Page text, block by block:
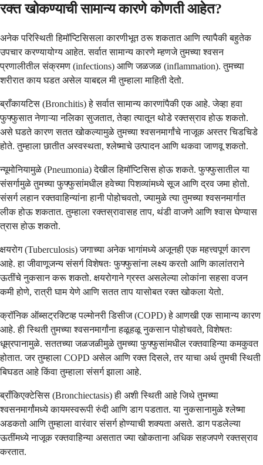
रक्त खोकण्याची सामान्य कारणे कोणती आहेत?
अनेक परिस्थिती हिमॉप्टिसिसला कारणीभूत ठरू शकतात आणि त्यापैकी बहुतेक
उपचार करण्यायोग्य आहेत. सर्वात सामान्य कारणे म्हणजे तुमच्या श्वसन
प्रणालीतील संक्रमण (infections) आणि जळजळ (inflammation). तुमच्या
शरीरात काय घडत असेल याबद्दल मी तुम्हाला माहिती देतो.
ब्राँकायटिस (Bronchitis) हे सर्वात सामान्य कारणांपैकी एक आहे. जेव्हा हवा
फुफ्फुसात नेणाऱ्या नलिका सुजतात, तेव्हा त्यातून थोडे रक्तस्राव होऊ शकतो.
असे घडते कारण सतत खोकल्यामुळे तुमच्या श्वसनमार्गांचे नाजूक अस्तर चिडचिडे
होते. तुम्हाला छातीत अस्वस्थता, श्लेष्माचे उत्पादन आणि थकवा जाणवू शकतो.
न्यूमोनियामुळे (Pneumonia) देखील हिमॉप्टिसिस होऊ शकते. फुफ्फुसातील या
संसर्गामुळे तुमच्या फुफ्फुसांमधील हवेच्या पिशव्यांमध्ये सूज आणि द्रव जमा होतो.
संसर्ग लहान रक्तवाहिन्यांना हानी पोहोचवतो, ज्यामुळे त्या तुमच्या श्वसनमार्गात
लीक होऊ शकतात. तुम्हाला रक्तस्रावासह ताप, थंडी वाजणे आणि श्वास घेण्यास
त्रास होऊ शकतो.
क्षयरोग (Tuberculosis) जगाच्या अनेक भागांमध्ये अजूनही एक महत्त्वपूर्ण कारण
आहे. हा जीवाणूजन्य संसर्ग विशेषतः फुफ्फुसांना लक्ष्य करतो आणि कालांतराने
ऊतींचे नुकसान करू शकतो. क्षयरोगाने ग्रस्त असलेल्या लोकांना सहसा वजन
कमी होणे, रात्री घाम येणे आणि सतत ताप यासोबत रक्त खोकला येतो.
क्रॉनिक ऑब्सट्रक्टिव्ह पल्मोनरी डिसीज (COPD) हे आणखी एक सामान्य कारण
आहे. ही स्थिती तुमच्या श्वसनमार्गांना हळूहळू नुकसान पोहोचवते, विशेषतः
धूम्रपानामुळे. सततच्या जळजळीमुळे तुमच्या फुफ्फुसांमधील रक्तवाहिन्या कमकुवत
होतात. जर तुम्हाला COPD असेल आणि रक्त दिसले, तर याचा अर्थ तुमची स्थिती
बिघडत आहे किंवा तुम्हाला संसर्ग झाला आहे.
ब्राँकिएक्टेसिस (Bronchiectasis) ही अशी स्थिती आहे जिथे तुमच्या
श्वसनमार्गांमध्ये कायमस्वरूपी रुंदी आणि डाग पडतात. या नुकसानामुळे श्लेष्मा
अडकतो आणि तुम्हाला वारंवार संसर्ग होण्याची शक्यता असते. डाग पडलेल्या
ऊतींमध्ये नाजूक रक्तवाहिन्या असतात ज्या खोकताना अधिक सहजपणे रक्तस्राव
करतात.